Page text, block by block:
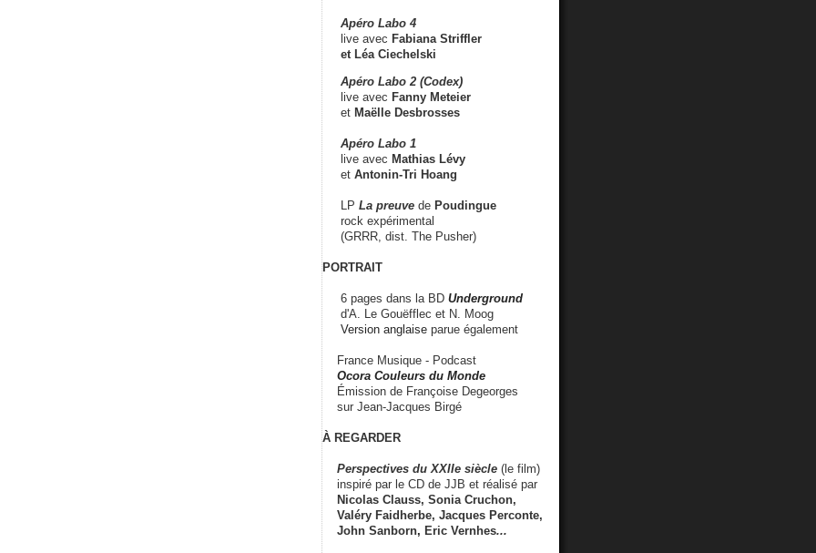
Apéro Labo 4
live avec Fabiana Striffler
et Léa Ciechelski
Apéro Labo 2 (Codex)
live avec Fanny Meteier
et Maëlle Desbrosses
Apéro Labo 1
live avec Mathias Lévy
et Antonin-Tri Hoang
LP La preuve de Poudingue
rock expérimental
(GRRR, dist. The Pusher)
PORTRAIT
6 pages dans la BD Underground
d'A. Le Gouëfflec et N. Moog
Version anglaise parue également
France Musique - Podcast
Ocora Couleurs du Monde
Émission de Françoise Degeorges
sur Jean-Jacques Birgé
À REGARDER
Perspectives du XXIIe siècle (le film)
inspiré par le CD de JJB et réalisé par
Nicolas Clauss, Sonia Cruchon,
Valéry Faidherbe, Jacques Perconte,
John Sanborn, Eric Vernhes...